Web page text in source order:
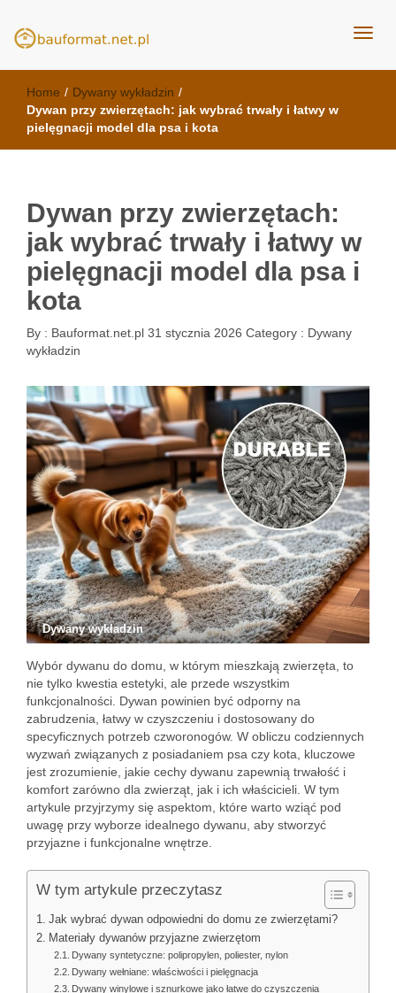
meble kuchenne Bauformat
Home / Dywany wykładzin /
Dywan przy zwierzętach: jak wybrać trwały i łatwy w
pielęgnacji model dla psa i kota
Dywan przy zwierzętach:
jak wybrać trwały i łatwy w
pielęgnacji model dla psa i
kota
By : Bauformat.net.pl 31 stycznia 2026 Category : Dywany
wykładzin
Dywany wykładzin
Wybór dywanu do domu, w którym mieszkają zwierzęta, to
nie tylko kwestia estetyki, ale przede wszystkim
funkcjonalności. Dywan powinien być odporny na
zabrudzenia, łatwy w czyszczeniu i dostosowany do
specyficznych potrzeb czworonogów. W obliczu codziennych
wyzwań związanych z posiadaniem psa czy kota, kluczowe
jest zrozumienie, jakie cechy dywanu zapewnią trwałość i
komfort zarówno dla zwierząt, jak i ich właścicieli. W tym
artykule przyjrzymy się aspektom, które warto wziąć pod
uwagę przy wyborze idealnego dywanu, aby stworzyć
przyjazne i funkcjonalne wnętrze.
W tym artykule przeczytasz
Jak wybrać dywan odpowiedni do domu ze zwierzętami?
Materiały dywanów przyjazne zwierzętom
Dywany syntetyczne: polipropylen, poliester, nylon
Dywany wełniane: właściwości i pielęgnacja
Dywany winylowe i sznurkowe jako łatwe do czyszczenia